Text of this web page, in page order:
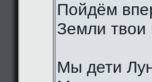
Пойдём
Земли
Мы дети